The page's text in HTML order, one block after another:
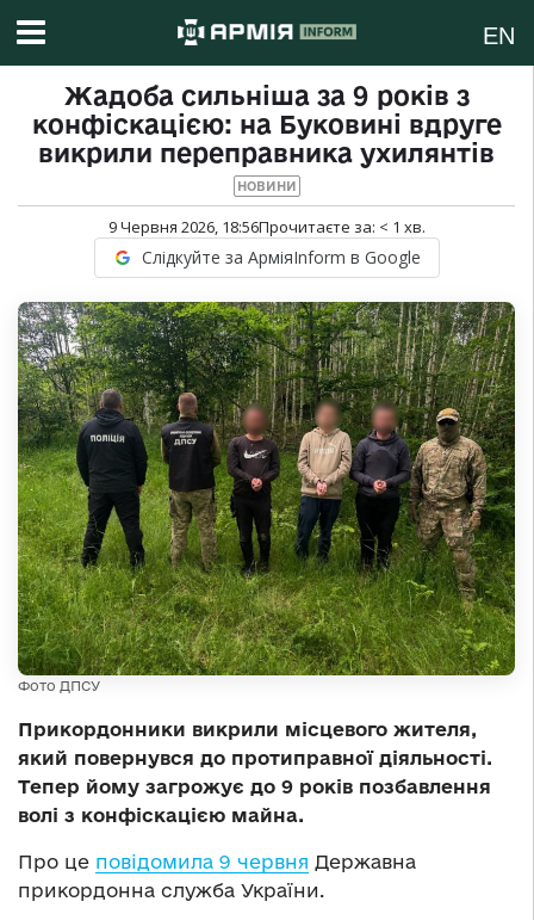
EN
Жадоба сильніша за 9 років з
конфіскацією: на Буковині вдруге
викрили переправника ухилянтів
НОВИНИ
9 Червня 2026, 18:56Прочитаєте за: < 1 хв.
Слідкуйте за АрміяInform в Google
Фото ДПСУ
Прикордонники викрили місцевого жителя,
який повернувся до протиправної діяльності.
Тепер йому загрожує до 9 років позбавлення
волі з конфіскацією майна.
Про це повідомила 9 червня Державна
прикордонна служба України.